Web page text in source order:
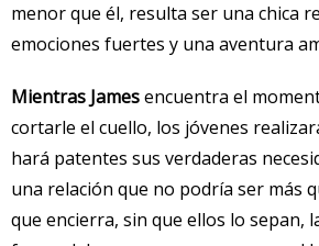
menor que él, resulta ser una chica
emociones fuertes y una aventura
Mientras Jamesencuentra el
cortarle el cuello, los jóvenes
hará patentes sus verdaderas
una relación que no podría ser más
que encierra, sin que ellos lo sepan,